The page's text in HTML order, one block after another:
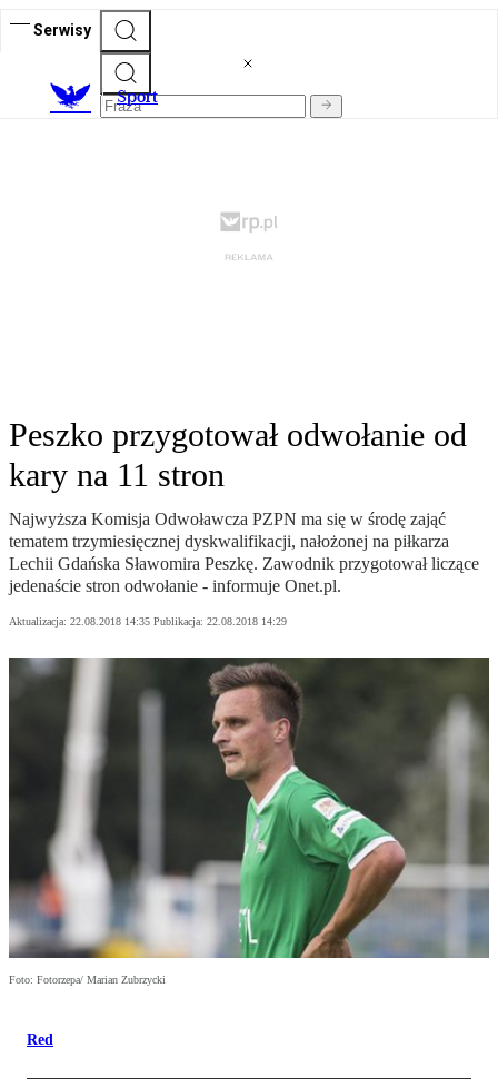
Serwisy
Sport
Peszko przygotował odwołanie od
kary na 11 stron
Najwyższa Komisja Odwoławcza PZPN ma się w środę zająć
tematem trzymiesięcznej dyskwalifikacji, nałożonej na piłkarza
Lechii Gdańska Sławomira Peszkę. Zawodnik przygotował liczące
jedenaście stron odwołanie - informuje Onet.pl.
Aktualizacja: 22.08.2018 14:35 Publikacja: 22.08.2018 14:29
Foto: Fotorzepa/ Marian Zubrzycki
Red